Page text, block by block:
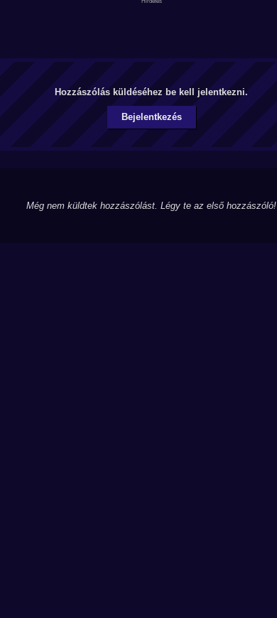
Hozzászólás küldéséhez be kell jelentkezni.
Bejelentkezés
Még nem küldtek hozzászólást. Légy te az első hozzászóló!